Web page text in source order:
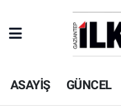
ASAYİŞ GÜNCEL
EKONOMİ
SİYASET
Beyoğlu Hava
Beyoğlu Trafik